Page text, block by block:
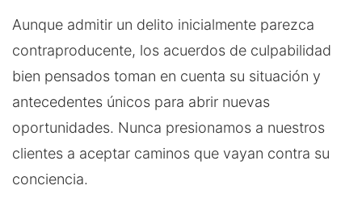
Aunque admitir un delito inicialmente parezca
contraproducente, los acuerdos de culpabilidad
bien pensados toman en cuenta su situación y
antecedentes únicos para abrir nuevas
oportunidades. Nunca presionamos a nuestros
clientes a aceptar caminos que vayan contra su
conciencia.